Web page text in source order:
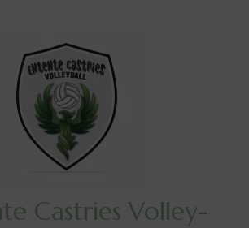
Castries Volley-